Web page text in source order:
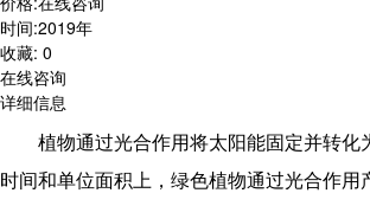
时间:2019年
收藏: 0
在线咨询
详细信息
植物通过光合作用将太阳能固定并转化
时间和单位面积上，绿色植物通过光合作用